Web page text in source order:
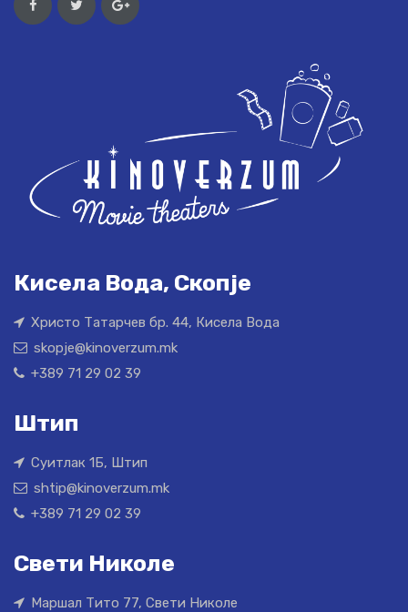
Кисела Вода, Скопје
Христо Татарчев бр. 44, Кисела Вода
skopje@kinoverzum.mk
+389 71 29 02 39
Штип
Суитлак 1Б, Штип
shtip@kinoverzum.mk
+389 71 29 02 39
Свети Николе
Маршал Тито 77, Свети Николе